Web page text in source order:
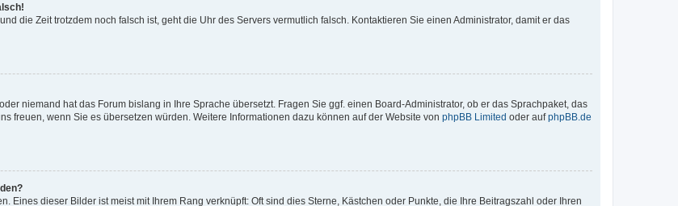
die Zeit trotzdem noch falsch ist, geht die Uhr des Servers vermutlich falsch. Kontaktieren Sie einen Administrator, damit er das
niemand hat das Forum bislang in Ihre Sprache übersetzt. Fragen Sie ggf. einen Board-Administrator, ob er das Sprachpaket, das
freuen, wenn Sie es übersetzen würden. Weitere Informationen dazu können auf der Website von phpBB Limited oder aufphpBB.de
Eines dieser Bilder ist meist mit Ihrem Rang verknüpft: Oft sind dies Sterne, Kästchen oder Punkte, die Ihre Beitragszahl oder Ihren